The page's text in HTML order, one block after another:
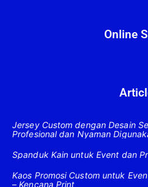
Online
Jersey Custom dengan Desain
Profesional dan Nyaman
Spanduk Kain untuk Event dan
Kaos Promosi Custom untuk
– Kencana Print